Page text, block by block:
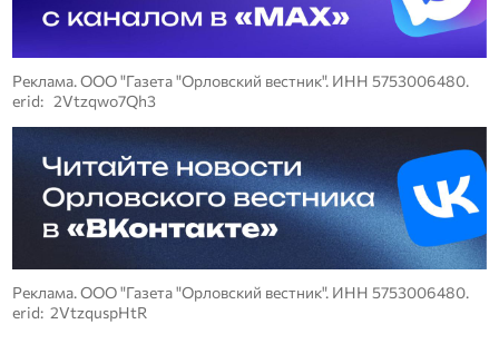
Реклама. ООО "Газета "Орловский вестник". ИНН 5753006480.
erid: 2Vtzqwo7Qh3
Реклама. ООО "Газета "Орловский вестник". ИНН 5753006480.
erid: 2VtzquspHtR